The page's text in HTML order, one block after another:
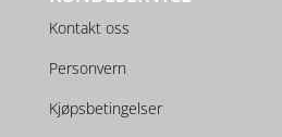
Kontakt oss
Personvern
Kjøpsbetingelser